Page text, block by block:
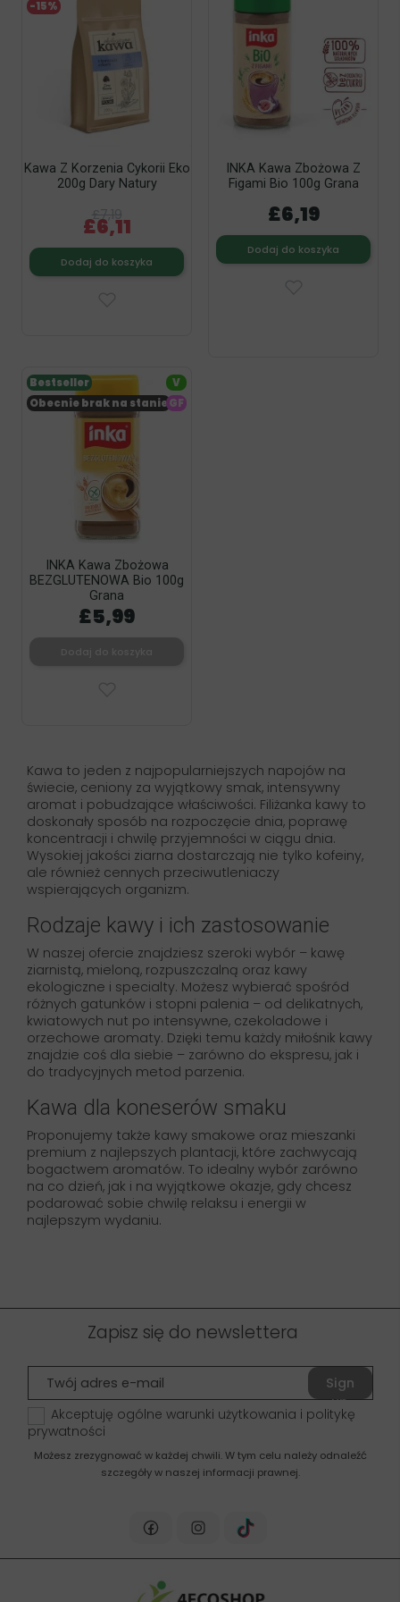
Kawa Z Korzenia Cykorii Eko
200g Dary Natury
£7,19
£6,11
Dodaj do koszyka
-15%
INKA Kawa Zbożowa Z
Figami Bio 100g Grana
£6,19
Dodaj do koszyka
INKA Kawa Zbożowa
BEZGLUTENOWA Bio 100g
Grana
£5,99
Obecnie brak na stanie
Bestseller
V
GF
Kawa to jeden z najpopularniejszych napojów na
świecie, ceniony za wyjątkowy smak, intensywny
aromat i pobudzające właściwości. Filiżanka kawy to
doskonały sposób na rozpoczęcie dnia, poprawę
koncentracji i chwilę przyjemności w ciągu dnia.
Wysokiej jakości ziarna dostarczają nie tylko kofeiny,
ale również cennych przeciwutleniaczy
wspierających organizm.
Rodzaje kawy i ich zastosowanie
W naszej ofercie znajdziesz szeroki wybór – kawę
ziarnistą, mieloną, rozpuszczalną oraz kawy
ekologiczne i specialty. Możesz wybierać spośród
różnych gatunków i stopni palenia – od delikatnych,
kwiatowych nut po intensywne, czekoladowe i
orzechowe aromaty. Dzięki temu każdy miłośnik kawy
znajdzie coś dla siebie – zarówno do ekspresu, jak i
do tradycyjnych metod parzenia.
Kawa dla koneserów smaku
Proponujemy także kawy smakowe oraz mieszanki
premium z najlepszych plantacji, które zachwycają
bogactwem aromatów. To idealny wybór zarówno
na co dzień, jak i na wyjątkowe okazje, gdy chcesz
podarować sobie chwilę relaksu i energii w
najlepszym wydaniu.
Zapisz się do newslettera
Sign
up
Akceptuję ogólne warunki użytkowania i politykę
prywatności
Możesz zrezygnować w każdej chwili. W tym celu należy odnaleźć
szczegóły w naszej informacji prawnej.